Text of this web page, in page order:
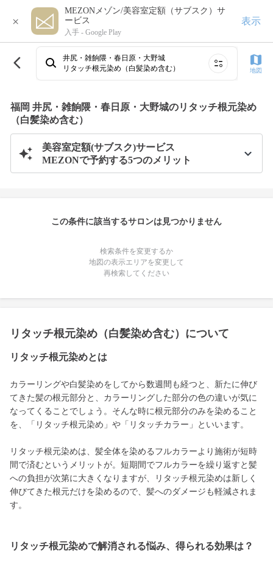
×
MEZONメゾン/美容室定額（サブスク）サ
ービス
入手 - Google Play
表示
井尻・雑餉隈・春日原・大野城
リタッチ根元染め（白髪染め含む）
地図
福岡 井尻・雑餉隈・春日原・大野城のリタッチ根元染め
（白髪染め含む）
美容室定額(サブスク)サービス
MEZONで予約する5つのメリット
この条件に該当するサロンは見つかりません
検索条件を変更するか
地図の表示エリアを変更して
再検索してください
リタッチ根元染め（白髪染め含む）について
リタッチ根元染めとは
カラーリングや白髪染めをしてから数週間も経つと、新たに伸び
てきた髪の根元部分と、カラーリングした部分の色の違いが気に
なってくることでしょう。そんな時に根元部分のみを染めること
を、「リタッチ根元染め」や「リタッチカラー」といいます。
リタッチ根元染めは、髪全体を染めるフルカラーより施術が短時
間で済むというメリットが。短期間でフルカラーを繰り返すと髪
への負担が次第に大きくなりますが、リタッチ根元染めは新しく
伸びてきた根元だけを染めるので、髪へのダメージも軽減されま
す。
リタッチ根元染めで解消される悩み、得られる効果は？